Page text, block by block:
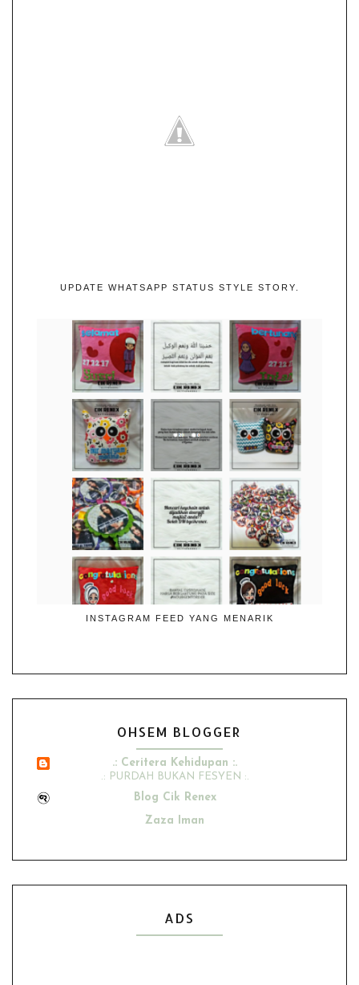
UPDATE WHATSAPP STATUS STYLE STORY.
INSTAGRAM FEED YANG MENARIK
OHSEM BLOGGER
.: Ceritera Kehidupan :.
.: PURDAH BUKAN FESYEN :.
Blog Cik Renex
Zaza Iman
Show All
ADS